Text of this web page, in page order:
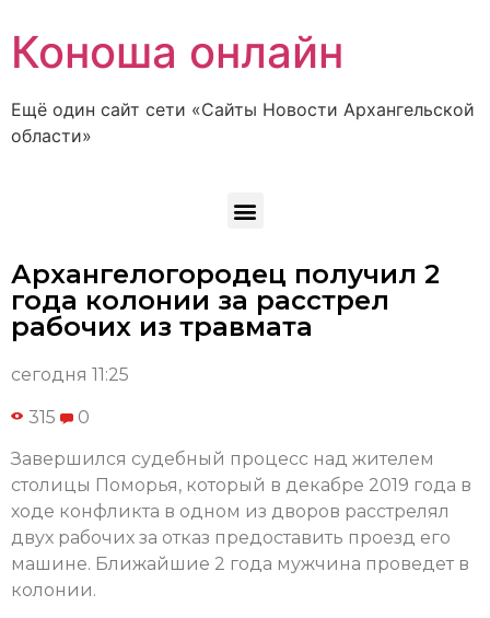
Коноша онлайн
Ещё один сайт сети «Сайты Новости Архангельской
области»
Архангелогородец получил 2
года колонии за расстрел
рабочих из травмата
сегодня 11:25
315 0
Завершился судебный процесс над жителем
столицы Поморья, который в декабре 2019 года в
ходе конфликта в одном из дворов расстрелял
двух рабочих за отказ предоставить проезд его
машине. Ближайшие 2 года мужчина проведет в
колонии.